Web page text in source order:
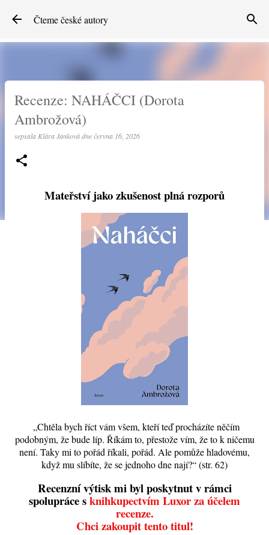
Přeskočit na hlavní obsah
Čteme české autory
Recenze: NAHÁČCI (Dorota
Ambrožová)
sepsala Klára Jankovádnečervna 16, 2026
Mateřství jako zkušenost plná rozporů
„Chtěla bych říct vám všem, kteří teď procházíte něčím
podobným, že bude líp. Říkám to, přestože vím, že to k ničemu
není. Taky mi to pořád říkali, pořád. Ale pomůže hladovému,
když mu slíbíte, že se jednoho dne nají?“ (str. 62)
Recenzní výtisk mi byl poskytnut v rámci
spolupráce sknihkupectvím Luxor za účelem
recenze.
Chci zakoupit tento titul!